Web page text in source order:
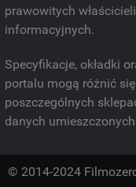
prawowitych
informacyjnych.
Specyfikacje, okładki
portalu mogą różnić
poszczególnych
danych
© 2014-2024